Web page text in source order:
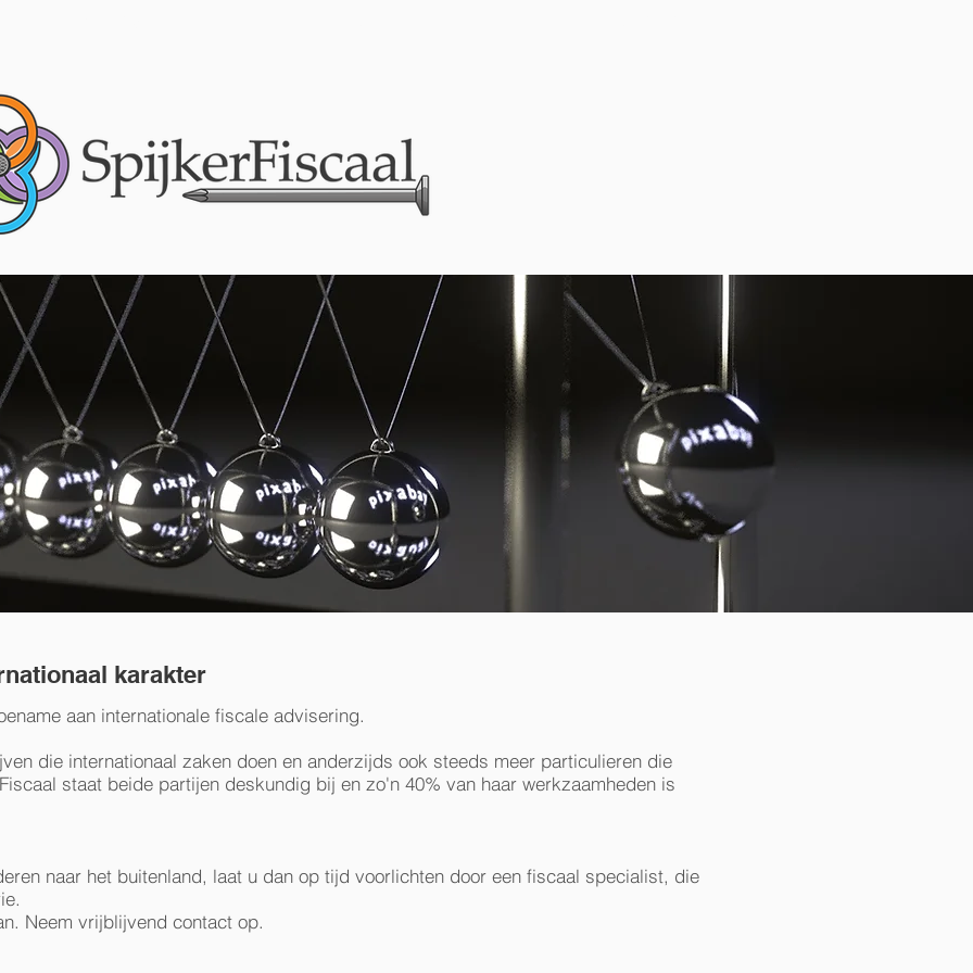
karakter
aan internationale fiscale advisering.
die internationaal zaken doen en anderzijds ook steeds meer particulieren die
staat beide partijen deskundig bij en zo'n 40% van haar werkzaamheden is
naar het buitenland, laat u dan op tijd voorlichten door een fiscaal specialist, die
Neem vrijblijvend contact op.